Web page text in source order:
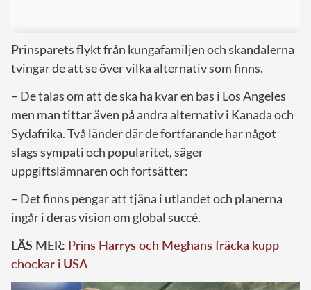
Prinsparets flykt från kungafamiljen och skandalerna
tvingar de att se över vilka alternativ som finns.
– De talas om att de ska ha kvar en bas i Los Angeles
men man tittar även på andra alternativ i Kanada och
Sydafrika. Två länder där de fortfarande har något
slags sympati och popularitet, säger
uppgiftslämnaren och fortsätter:
– Det finns pengar att tjäna i utlandet och planerna
ingår i deras vision om global succé.
LÄS MER: Prins Harrys och Meghans fräcka kupp
chockar i USA